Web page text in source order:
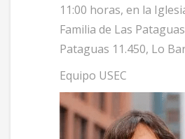
11:00 horas, en la
Familia de Las
Pataguas 11.450, Lo
Equipo USEC